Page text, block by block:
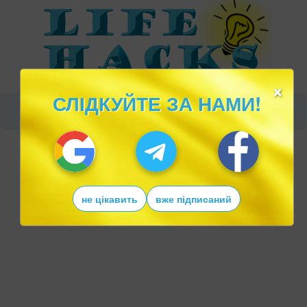
×
СЛІДКУЙТЕ ЗА НАМИ!
не цікавить вже підписаний